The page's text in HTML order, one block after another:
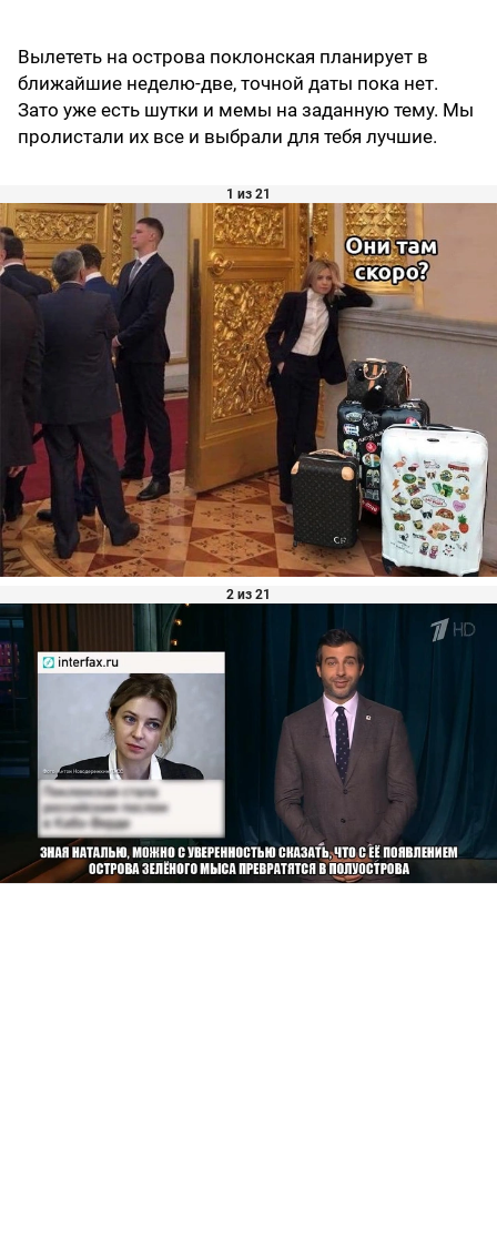
Вылететь на острова поклонская планирует в
ближайшие неделю-две, точной даты пока нет.
Зато уже есть шутки и мемы на заданную тему. Мы
пролистали их все и выбрали для тебя лучшие.
1 из 21
2 из 21